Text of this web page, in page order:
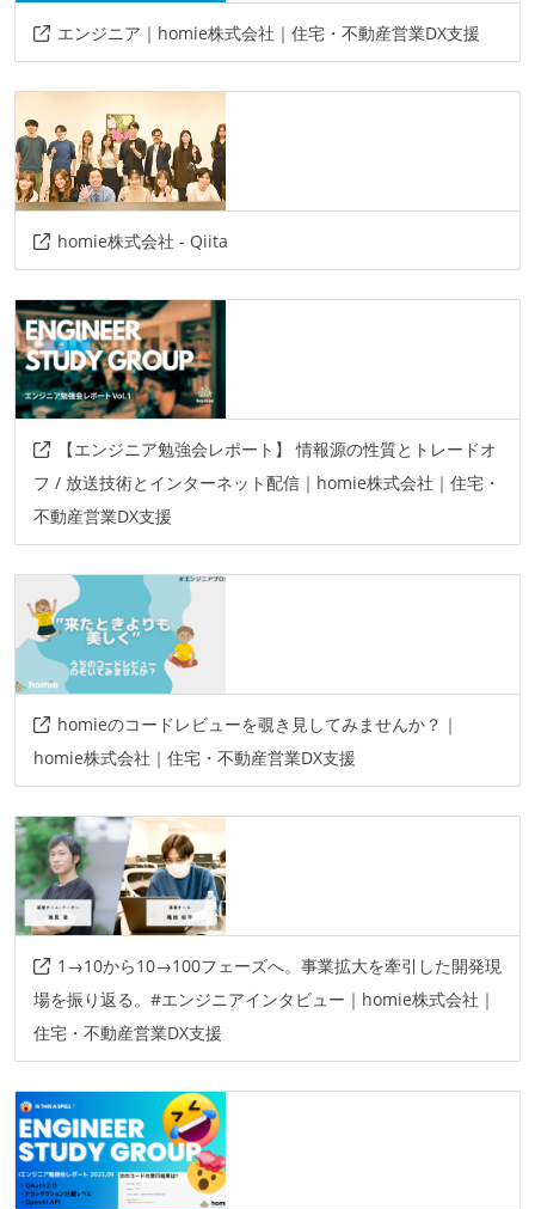
エンジニア｜homie株式会社｜住宅・不動産営業DX支援
homie株式会社 - Qiita
【エンジニア勉強会レポート】 情報源の性質とトレードオ
フ / 放送技術とインターネット配信｜homie株式会社｜住宅・
不動産営業DX支援
homieのコードレビューを覗き見してみませんか？｜
homie株式会社｜住宅・不動産営業DX支援
1→10から10→100フェーズへ。事業拡大を牽引した開発現
場を振り返る。#エンジニアインタビュー｜homie株式会社｜
住宅・不動産営業DX支援